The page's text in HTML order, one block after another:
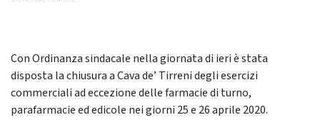
Con Ordinanza sindacale nella giornata di ieri è stata
disposta la chiusura a Cava de’ Tirreni degli esercizi
commerciali ad eccezione delle farmacie di turno,
parafarmacie ed edicole nei giorni 25 e 26 aprile 2020.